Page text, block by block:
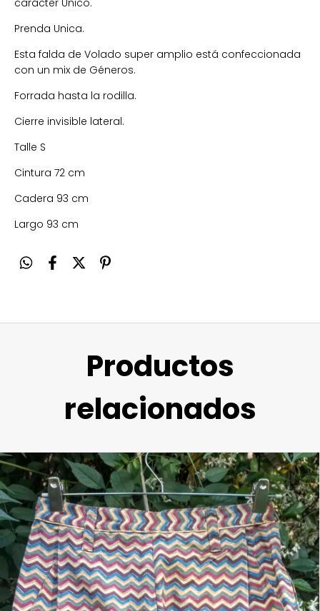
carácter Único.
Prenda Unica.
Esta falda de Volado super amplio está confeccionada
con un mix de Géneros.
Forrada hasta la rodilla.
Cierre invisible lateral.
Talle S
Cintura 72 cm
Cadera 93 cm
Largo 93 cm
Productos
relacionados